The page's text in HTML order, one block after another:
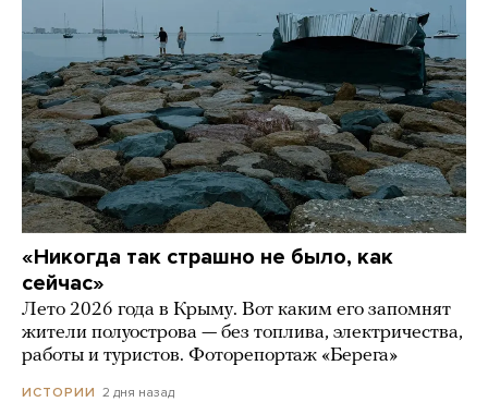
«Никогда так страшно не было, как
сейчас»
Лето 2026 года в Крыму. Вот каким его запомнят
жители полуострова — без топлива, электричества,
работы и туристов. Фоторепортаж «Берега»
ИСТОРИИ 2 дня назад